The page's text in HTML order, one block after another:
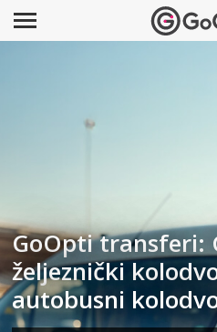
GoOpti transferi:
željeznički
autobusni